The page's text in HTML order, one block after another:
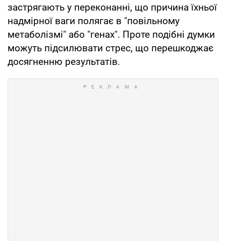
застрягають у переконанні, що причина їхньої
надмірної ваги полягає в "повільному
метаболізмі" або "генах". Проте подібні думки
можуть підсилювати стрес, що перешкоджає
досягненню результатів.